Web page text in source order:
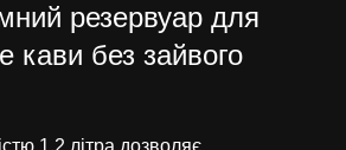
резервуар для
кави без зайвого